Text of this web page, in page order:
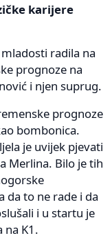
karijere
radila na
prognoze na
i njen suprug.
prognoze
bombonica.
je uvijek pjevati
Merlina. Bilo je tih
da to ne rade i da
i u startu je
na K1.